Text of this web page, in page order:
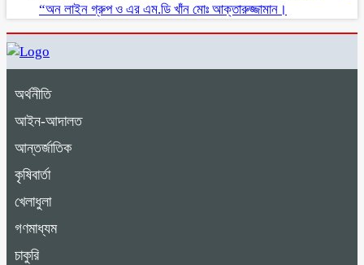
“অন লাইন গ্রুপ ও এর এম.ডি খাঁন মোঃ আক্তারুজ্জামান।
অর্থনীতি
আইন-আদালত
আন্তর্জাতিক
কৃষিবার্তা
খেলাধুলা
গণমাধ্যম
চাকুরি